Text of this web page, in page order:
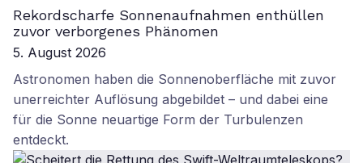
Rekordscharfe Sonnenaufnahmen enthüllen
zuvor verborgenes Phänomen
5. August 2026
Astronomen haben die Sonnenoberfläche mit zuvor
unerreichter Auflösung abgebildet – und dabei eine
für die Sonne neuartige Form der Turbulenzen
entdeckt.